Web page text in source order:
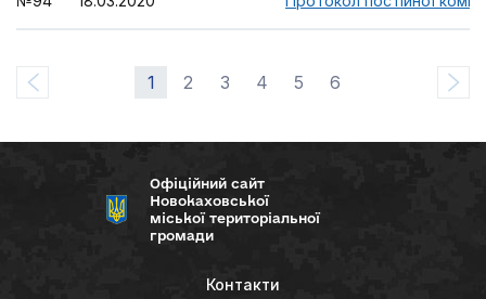
1 2 3 4 5 6
Офіційний сайт
Новокаховської
міської територіальної
громади
Контакти